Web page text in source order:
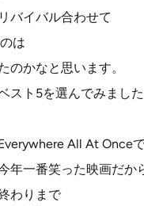
バイバル合わせて
は
のかなと思います。
スト5を選んでみました
All At Onceで
年一番笑った映画だか
わりまで